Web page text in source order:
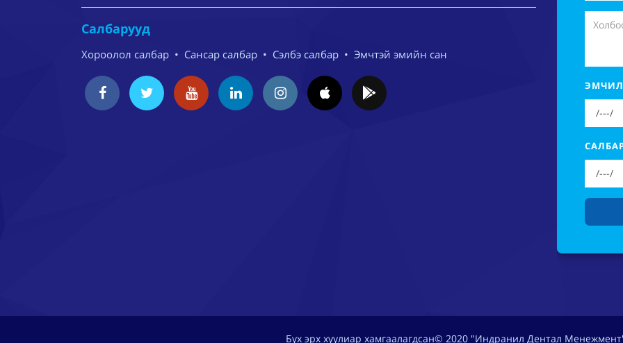
Салбарууд
Хороолол салбар • Сансар салбар • Сэлбэ салбар • Эмчтэй эмийн сан
Бүх эрх хуулиар хамгаалагдсан© 2020 "Индранил Дентал